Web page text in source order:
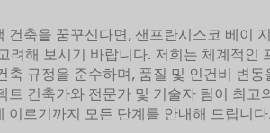
건축을 꿈꾸신다면, 샌프란시스코 베이
려해 보시기 바랍니다. 저희는 체계적인
축 규정을 준수하며, 품질 및 인건비 변
트 건축가와 전문가 및 기술자 팀이 최
이르기까지 모든 단계를 안내해 드립니다.